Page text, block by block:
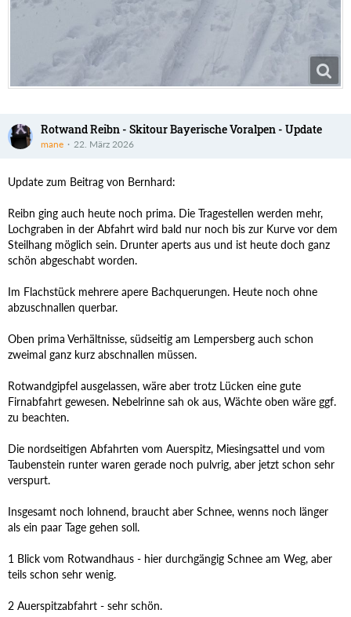
Rotwand Reibn - Skitour Bayerische Voralpen - Update
mane 22. März 2026
Update zum Beitrag von Bernhard:
Reibn ging auch heute noch prima. Die Tragestellen werden mehr,
Lochgraben in der Abfahrt wird bald nur noch bis zur Kurve vor dem
Steilhang möglich sein. Drunter aperts aus und ist heute doch ganz
schön abgeschabt worden.
Im Flachstück mehrere apere Bachquerungen. Heute noch ohne
abzuschnallen querbar.
Oben prima Verhältnisse, südseitig am Lempersberg auch schon
zweimal ganz kurz abschnallen müssen.
Rotwandgipfel ausgelassen, wäre aber trotz Lücken eine gute
Firnabfahrt gewesen. Nebelrinne sah ok aus, Wächte oben wäre ggf.
zu beachten.
Die nordseitigen Abfahrten vom Auerspitz, Miesingsattel und vom
Taubenstein runter waren gerade noch pulvrig, aber jetzt schon sehr
verspurt.
Insgesamt noch lohnend, braucht aber Schnee, wenns noch länger
als ein paar Tage gehen soll.
1 Blick vom Rotwandhaus - hier durchgängig Schnee am Weg, aber
teils schon sehr wenig.
2 Auerspitzabfahrt - sehr schön.